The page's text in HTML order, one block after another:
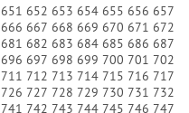
651 652 653 654 655 656 657
666 667 668 669 670 671 672
681 682 683 684 685 686 687
696 697 698 699 700 701 702
711 712 713 714 715 716 717
726 727 728 729 730 731 732
741 742 743 744 745 746 747